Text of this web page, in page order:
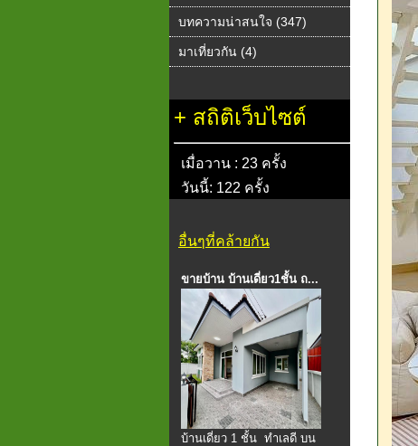
บทความน่าสนใจ (347)
มาเที่ยวกัน (4)
+ สถิติเว็บไซต์
เมื่อวาน : 23 ครั้ง
วันนี้: 122 ครั้ง
อื่นๆที่คล้ายกัน
ขายบ้าน บ้านเดี่ยว1ชั้น ถ...
บ้านเดี่ยว 1 ชั้น ทำเลดี บน